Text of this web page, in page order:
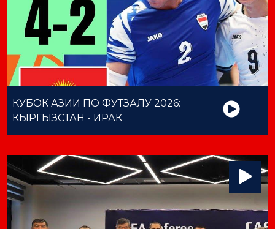
КУБОК АЗИИ ПО ФУТЗАЛУ 2026:
КЫРГЫЗСТАН - ИРАК